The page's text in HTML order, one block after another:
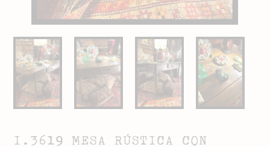
I.3619 MESA RÚSTICA CON